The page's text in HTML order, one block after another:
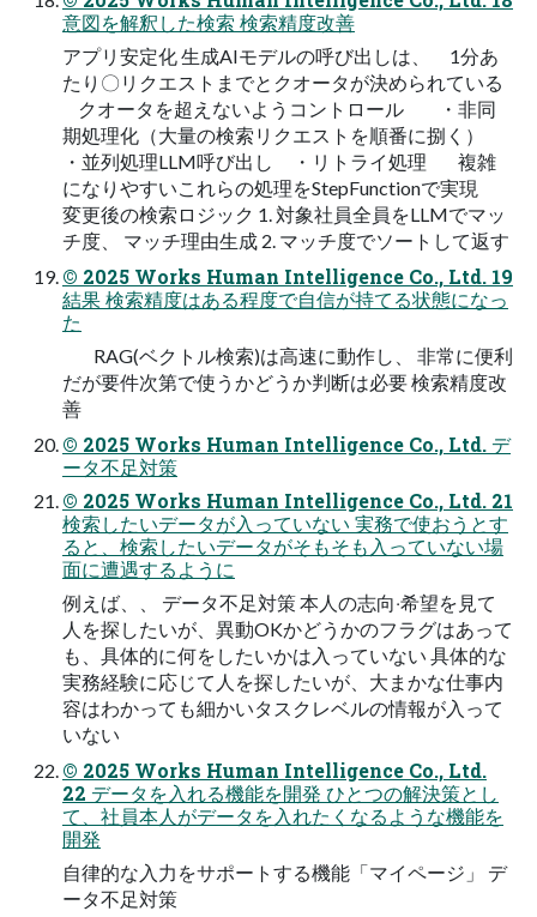
意図を解釈した検索 検索精度改善
アプリ安定化 生成AIモデルの呼び出しは、 1分あ
たり〇リクエストまでとクオータが決められている
クオータを超えないようコントロール ・非同
期処理化（大量の検索リクエストを順番に捌く）
・並列処理LLM呼び出し ・リトライ処理 複雑
になりやすいこれらの処理をStepFunctionで実現
変更後の検索ロジック 1. 対象社員全員をLLMでマッ
チ度、 マッチ理由⽣成 2. マッチ度でソートして返す
© 2025 Works Human Intelligence Co., Ltd. 19
結果 検索精度はある程度で⾃信が持てる状態になっ
た
RAG(ベクトル検索)は⾼速に動作し、 ⾮常に便利
だが要件次第で使うかどうか判断は必要 検索精度改
善
© 2025 Works Human Intelligence Co., Ltd. デ
ータ不⾜対策
© 2025 Works Human Intelligence Co., Ltd. 21
検索したいデータが⼊っていない 実務で使おうとす
ると、検索したいデータがそもそも⼊っていない場
⾯に遭遇するように
例えば、、 データ不⾜対策 本⼈の志向‧希望を⾒て
⼈を探したいが、異動OKかどうかのフラグはあって
も、具体的に何をしたいかは⼊っていない 具体的な
実務経験に応じて⼈を探したいが、⼤まかな仕事内
容はわかっても細かいタスクレベルの情報が⼊って
いない
© 2025 Works Human Intelligence Co., Ltd.
22 データを⼊れる機能を開発 ひとつの解決策とし
て、社員本⼈がデータを⼊れたくなるような機能を
開発
⾃律的な⼊⼒をサポートする機能「マイページ」 デ
ータ不⾜対策